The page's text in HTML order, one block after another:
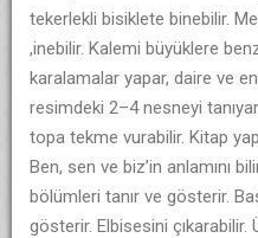
tekerlekli bisiklete binebilir.
,inebilir. Kalemi büyüklere
karalamalar yapar, daire ve
resimdeki 2–4 nesneyi
topa tekme vurabilir. Kitap
Ben, sen ve biz’in anlamını
bölümleri tanır ve gösterir.
gösterir. Elbisesini çıkarabilir.